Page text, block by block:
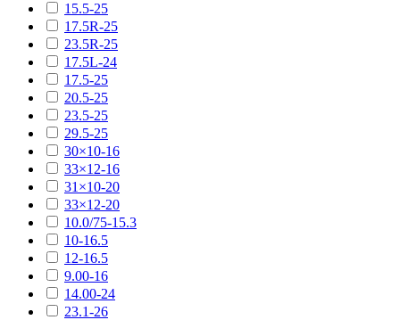
15.5-25
17.5R-25
23.5R-25
17.5L-24
17.5-25
20.5-25
23.5-25
29.5-25
30×10-16
33×12-16
31×10-20
33×12-20
10.0/75-15.3
10-16.5
12-16.5
9.00-16
14.00-24
23.1-26